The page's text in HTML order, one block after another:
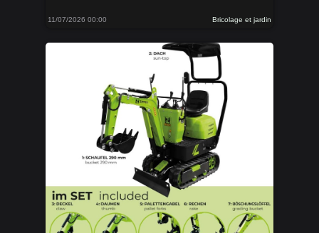
11/07/2026 00:00 Bricolage et jardin